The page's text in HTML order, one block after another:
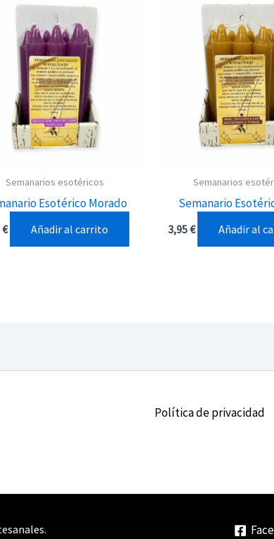
Semanarios esotéricos
Esotérico Morado
€ Añadir al carrito
Semanarios
Semanario
3,95€ Añadir al
Política de privacidad